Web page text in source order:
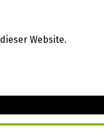
Website.